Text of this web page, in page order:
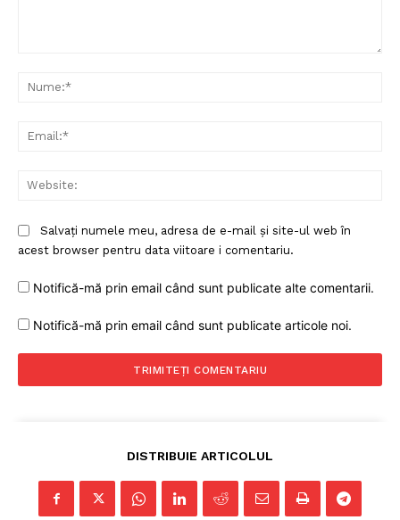
Salvați numele meu, adresa de e-mail și site-ul web în
acest browser pentru data viitoare i comentariu.
Notifică-mă prin email când sunt publicate alte comentarii.
Notifică-mă prin email când sunt publicate articole noi.
DISTRIBUIE ARTICOLUL